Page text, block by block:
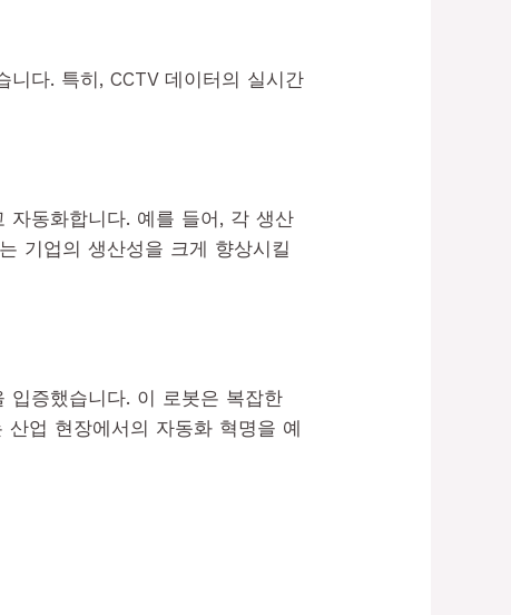
다. 특히, CCTV 데이터의 실시간
자동화합니다. 예를 들어, 각 생산
기업의 생산성을 크게 향상시킬
입증했습니다. 이 로봇은 복잡한
업 현장에서의 자동화 혁명을 예